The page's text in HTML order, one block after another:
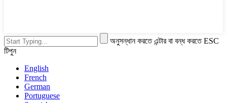
অনুসন্ধান করতে এন্টার বা বন্ধ করতে ESC
টিপুন
English
French
German
Portuguese